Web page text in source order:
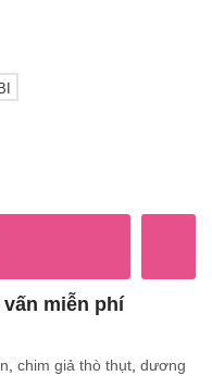
miễn phí
chim giả thò thụt dương